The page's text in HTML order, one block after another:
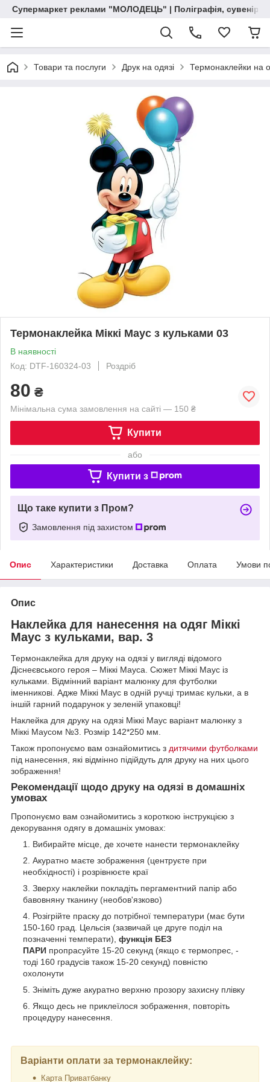
Супермаркет реклами "МОЛОДЕЦЬ" | Поліграфія, сувенірна
Товари та послуги Друк на одязі Термонаклейки на
Термонаклейка Міккі Маус з кульками 03
В наявності
Код: DTF-160324-03
Роздріб
80 ₴
Мінімальна сума замовлення на сайті — 150 ₴
Купити
або
Купити з
Що таке купити з Пром?
Замовлення під захистом
Опис Характеристики Доставка Оплата Умови
Опис
Наклейка для нанесення на одяг Міккі
Маус з кульками, вар. 3
Термонаклейка для друку на одязі у вигляді відомого
Діснеєвського героя – Міккі Мауса. Сюжет Міккі Маус із
кульками. Відмінний варіант малюнку для футболки
іменникові. Адже Міккі Маус в одній ручці тримає кульки, а в
іншій гарний подарунок у зеленій упаковці!
Наклейка для друку на одязі Міккі Маус варіант малюнку з
Міккі Маусом №3. Розмір 142*250 мм.
Також пропонуємо вам ознайомитись з дитячими футболками
під нанесення, які відмінно підійдуть для друку на них цього
зображення!
Рекомендації щодо друку на одязі в домашніх
умовах
Пропонуємо вам ознайомитись з короткою інструкцією з
декорування одягу в домашніх умовах:
Вибирайте місце, де хочете нанести термонаклейку
Акуратно маєте зображення (центруєте при
необхідності) і розрівнюєте краї
Зверху наклейки покладіть пергаментний папір або
бавовняну тканину (необов'язково)
Розігрійте праску до потрібної температури (має бути
150-160 град. Цельсія (зазвичай це друге поділ на
позначенні температи), функція БЕЗ
ПАРИ пропрасуйте 15-20 секунд (якщо є термопрес, -
тоді 160 градусів також 15-20 секунд) повністю
охолонути
Зніміть дуже акуратно верхню прозору захисну плівку
Якщо десь не приклеїлося зображення, повторіть
процедуру нанесення.
Варіанти оплати за термонаклейку:
Карта Приватбанку